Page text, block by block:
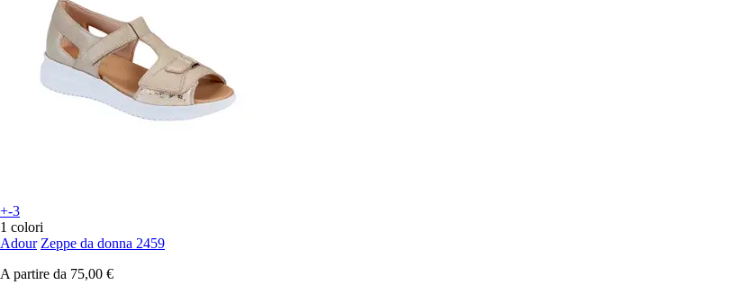
+-3
1 colori
Adour Zeppe da donna 2459
A partire da 75,00 €